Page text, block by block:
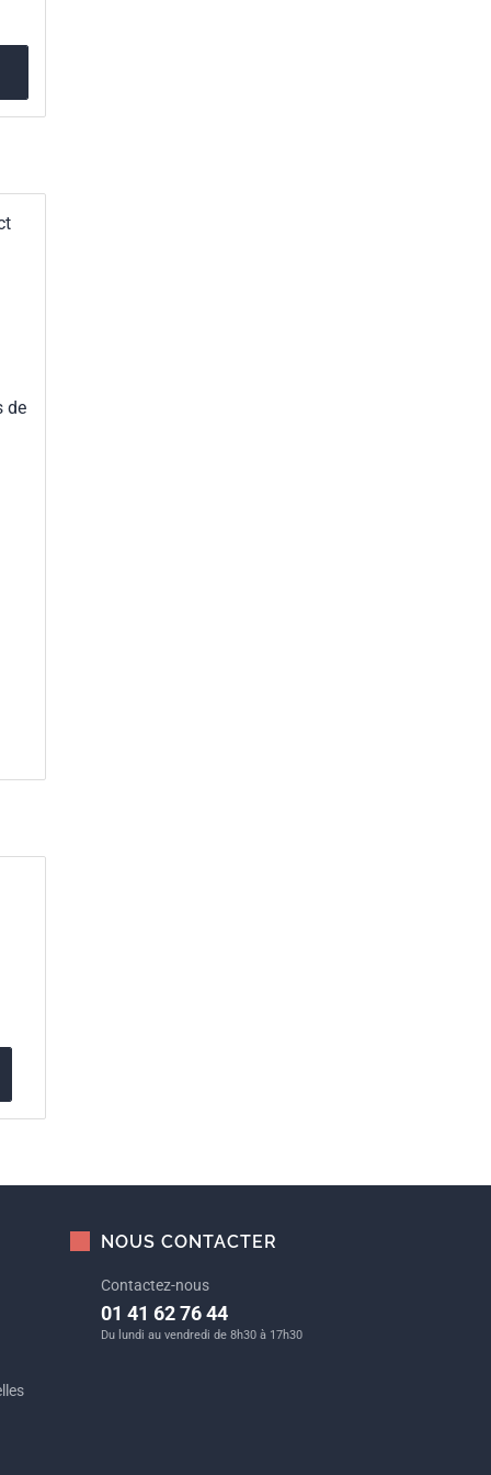
de
NOUS CONTACTER
Contactez-nous
01 41 62 76 44
Du lundi au vendredi de 8h30 à 17h30